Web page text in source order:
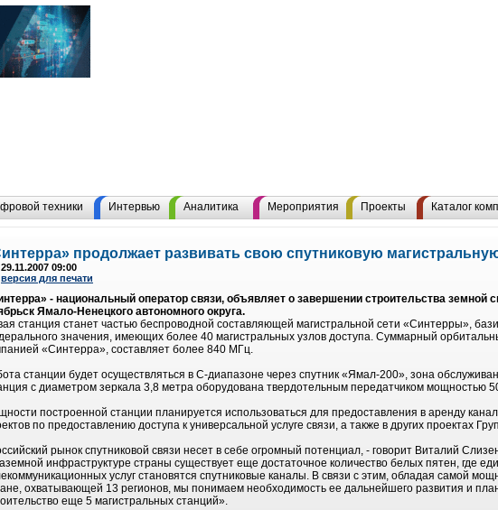
техники Интервью Аналитика Мероприятия Проекты Каталог
продолжает развивать свою спутниковую
29.11.2007 09:00
версия для печати
- национальный оператор связи, объявляет о завершении строительства земной
Ямало-Ненецкого автономного округа.
станция станет частью беспроводной составляющей магистральной сети «Синтерры»,
значения, имеющих более 40 магистральных узлов доступа. Суммарный
«Синтерра», составляет более 840 МГц.
станции будет осуществляться в С-диапазоне через спутник «Ямал-200», зона
с диаметром зеркала 3,8 метра оборудована твердотельным передатчиком мощностью
построенной станции планируется использоваться для предоставления в аренду
по предоставлению доступа к универсальной услуге связи, а также в других проектах
рынок спутниковой связи несет в себе огромный потенциал, - говорит Виталий
инфраструктуре страны существует еще достаточное количество белых пятен, где
услуг становятся спутниковые каналы. В связи с этим, обладая самой
охватывающей 13 регионов, мы понимаем необходимость ее дальнейшего развития и
еще 5 магистральных станций».